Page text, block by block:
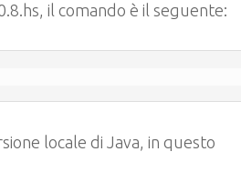
il comando è il seguente:
locale di Java, in questo